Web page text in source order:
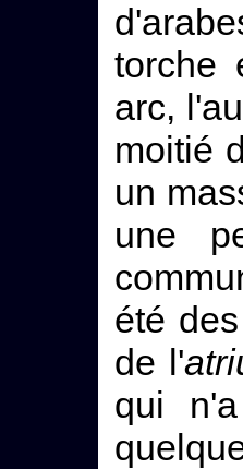
torche
arc,
moitié
un
une
été
de l'
qui